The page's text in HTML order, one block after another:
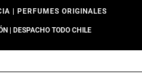
| PERFUMES ORIGINALES
| DESPACHO TODO CHILE